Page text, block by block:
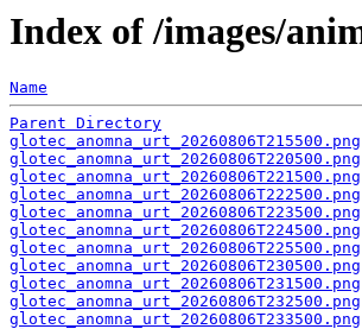
Index of /images/
Name
Parent Directory
glotec_anomna_urt_20260806T215500.png
glotec_anomna_urt_20260806T220500.png
glotec_anomna_urt_20260806T221500.png
glotec_anomna_urt_20260806T222500.png
glotec_anomna_urt_20260806T223500.png
glotec_anomna_urt_20260806T224500.png
glotec_anomna_urt_20260806T225500.png
glotec_anomna_urt_20260806T230500.png
glotec_anomna_urt_20260806T231500.png
glotec_anomna_urt_20260806T232500.png
glotec_anomna_urt_20260806T233500.png